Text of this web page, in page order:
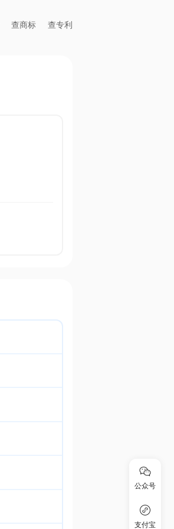
查商标 查专利
公众号
支付宝